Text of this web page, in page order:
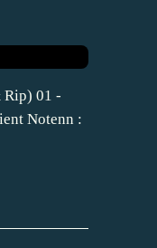
Rip) 01 -
Notenn :